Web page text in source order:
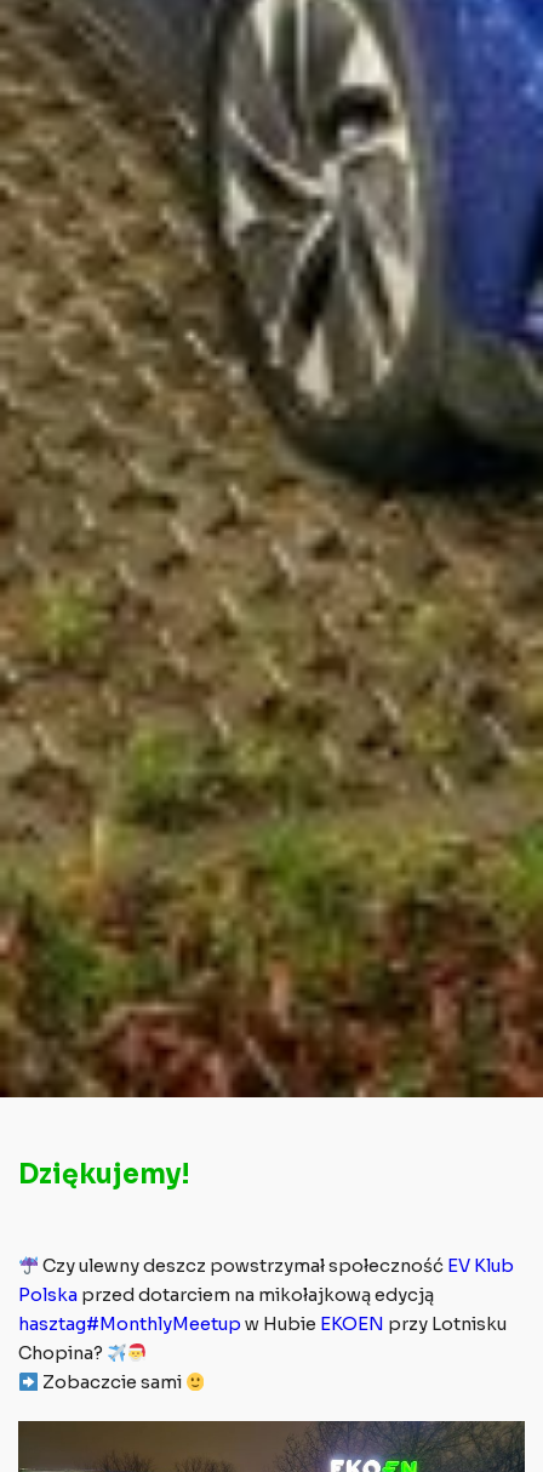
Dziękujemy!
Czy ulewny deszcz powstrzymał społeczność EV Klub
Polska przed dotarciem na mikołajkową edycją
hasztag#MonthlyMeetup w Hubie EKOEN przy Lotnisku
Chopina?
Zobaczcie sami